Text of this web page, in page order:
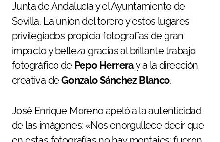
Junta de Andalucía y el Ayuntamiento de
Sevilla. La unión del torero y estos lugares
privilegiados propicia fotografías de gran
impacto y belleza gracias al brillante trabajo
fotográfico de Pepo Herreray a la dirección
creativa deGonzalo Sánchez Blanco.
José Enrique Moreno apeló a la autenticidad
de las imágenes: «Nos enorgullece decir que